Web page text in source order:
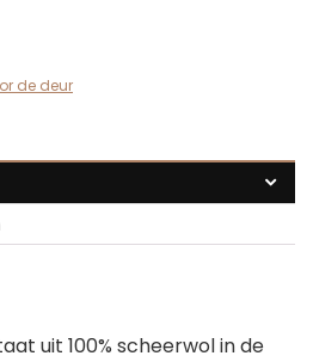
de deur
uit 100% scheerwol in de